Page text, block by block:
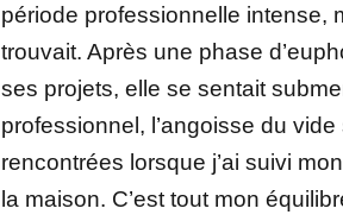
période professionnelle intense,
trouvait. Après une phase
ses projets, elle se sentait
professionnel, l’angoisse du
rencontrées lorsque j’ai suivi
la maison. C’est tout mon